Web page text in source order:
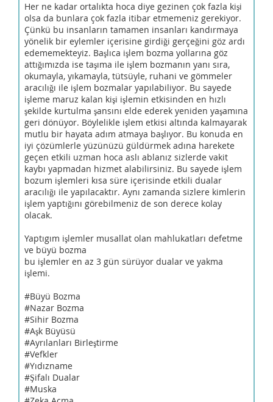
Her ne kadar ortalıkta hoca diye gezinen çok fazla kişi
olsa da bunlara çok fazla itibar etmemeniz gerekiyor.
Çünkü bu insanların tamamen insanları kandırmaya
yönelik bir eylemler içerisine girdiği gerçeğini göz ardı
edememekteyiz. Başlıca işlem bozma yollarına göz
attığımızda ise taşıma ile işlem bozmanın yanı sıra,
okumayla, yıkamayla, tütsüyle, ruhani ve gömmeler
aracılığı ile işlem bozmalar yapılabiliyor. Bu sayede
işleme maruz kalan kişi işlemin etkisinden en hızlı
şekilde kurtulma şansını elde ederek yeniden yaşamına
geri dönüyor. Böylelikle işlem etkisi altında kalmayarak
mutlu bir hayata adım atmaya başlıyor. Bu konuda en
iyi çözümlerle yüzünüzü güldürmek adına harekete
geçen etkili uzman hoca aslı ablanız sizlerde vakit
kaybı yapmadan hizmet alabilirsiniz. Bu sayede işlem
bozum işlemleri kısa süre içerisinde etkili dualar
aracılığı ile yapılacaktır. Aynı zamanda sizlere kimlerin
işlem yaptığını görebilmeniz de son derece kolay
olacak.
Yaptıgım işlemler musallat olan mahlukatları defetme
ve büyü bozma
bu işlemler en az 3 gün sürüyor dualar ve yakma
işlemi.
#Büyü Bozma
#Nazar Bozma
#Sihir Bozma
#Aşk Büyüsü
#Ayrılanları Birleştirme
#Vefkler
#Yıdızname
#Şifalı Dualar
#Muska